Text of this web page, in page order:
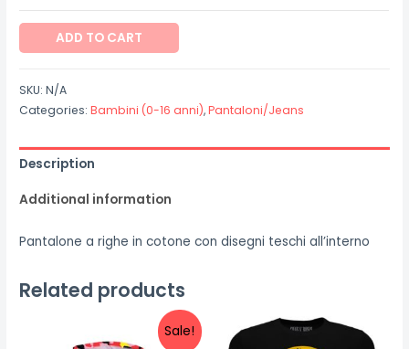
Pantalone
in
cotone
quantity
ADD TO CART
SKU:N/A
Categories:Bambini (0-16 anni),Pantaloni/Jeans
Description
Additional information
Pantalone a righe in cotone con disegni teschi all’interno
Related products
Sale!